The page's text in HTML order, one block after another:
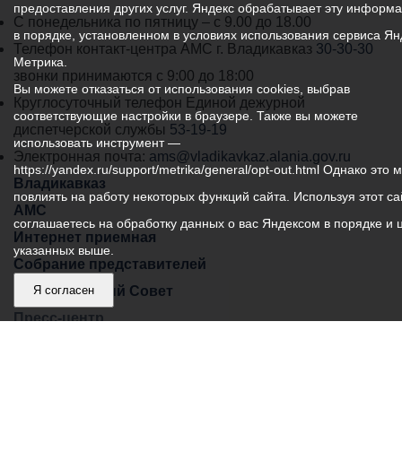
График
работы
администрации
местного
самоуправления
города
Владикавказ:
С понедельника по пятницу – с 9.00 до 18.00
Телефон контакт-центра АМС г. Владикавказ 30-30-30
звонки принимаются с 9:00 до 18:00
Круглосуточный телефон Единой дежурной
диспетчерской службы 53-19-19
Электронная почта: ams@vladikavkaz.alania.gov.ru
Владикавказ
АМС
Интернет приемная
Собрание представителей
Общественный Совет
Пресс-центр
предоставления других услуг. Яндекс обрабатывает эту
в порядке, установленном в условиях использования сервиса
Метрика.
Вы можете отказаться от использования cookies, выбрав
соответствующие настройки в браузере. Также вы можете
использовать инструмент —
https://yandex.ru/support/metrika/general/opt-out.html Однако это
повлиять на работу некоторых функций сайта. Используя этот
соглашаетесь на обработку данных о вас Яндексом в порядке и
указанных выше.
Я согласен